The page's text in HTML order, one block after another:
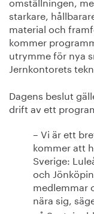
starkare,
material och
kommer
utrymme för nya
Jernkontorets
Dagens beslut
drift av ett
– Vi är ett
kommer att
Sverige:
och
medlemmar
nära sig,